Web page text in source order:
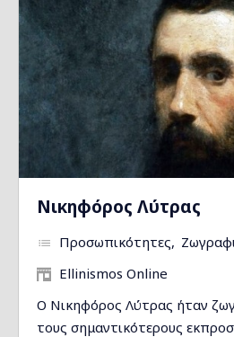
Νικηφόρος Λύτρας
Προσωπικότητες
Ellinismos Online
Ο Νικηφόρος Λύτρας ήταν
τους σημαντικότερους